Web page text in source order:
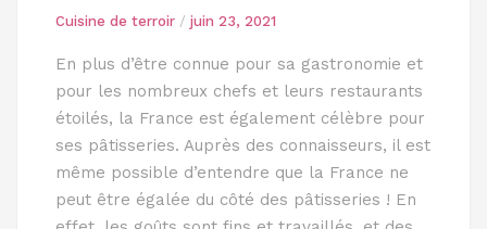
Cuisine de terroir / juin 23, 2021
En plus d’être connue pour sa gastronomie et
pour les nombreux chefs et leurs restaurants
étoilés, la France est également célèbre pour
ses pâtisseries. Auprès des connaisseurs, il est
même possible d’entendre que la France ne
peut être égalée du côté des pâtisseries ! En